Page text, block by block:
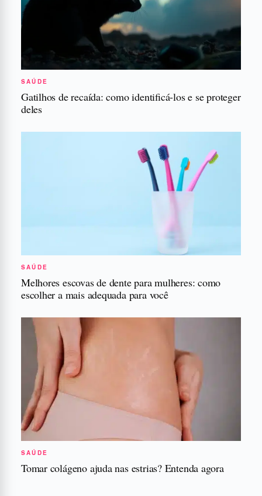
SAÚDE
Gatilhos de recaída: como identificá-los e se proteger
deles
SAÚDE
Melhores escovas de dente para mulheres: como
escolher a mais adequada para você
SAÚDE
Tomar colágeno ajuda nas estrias? Entenda agora